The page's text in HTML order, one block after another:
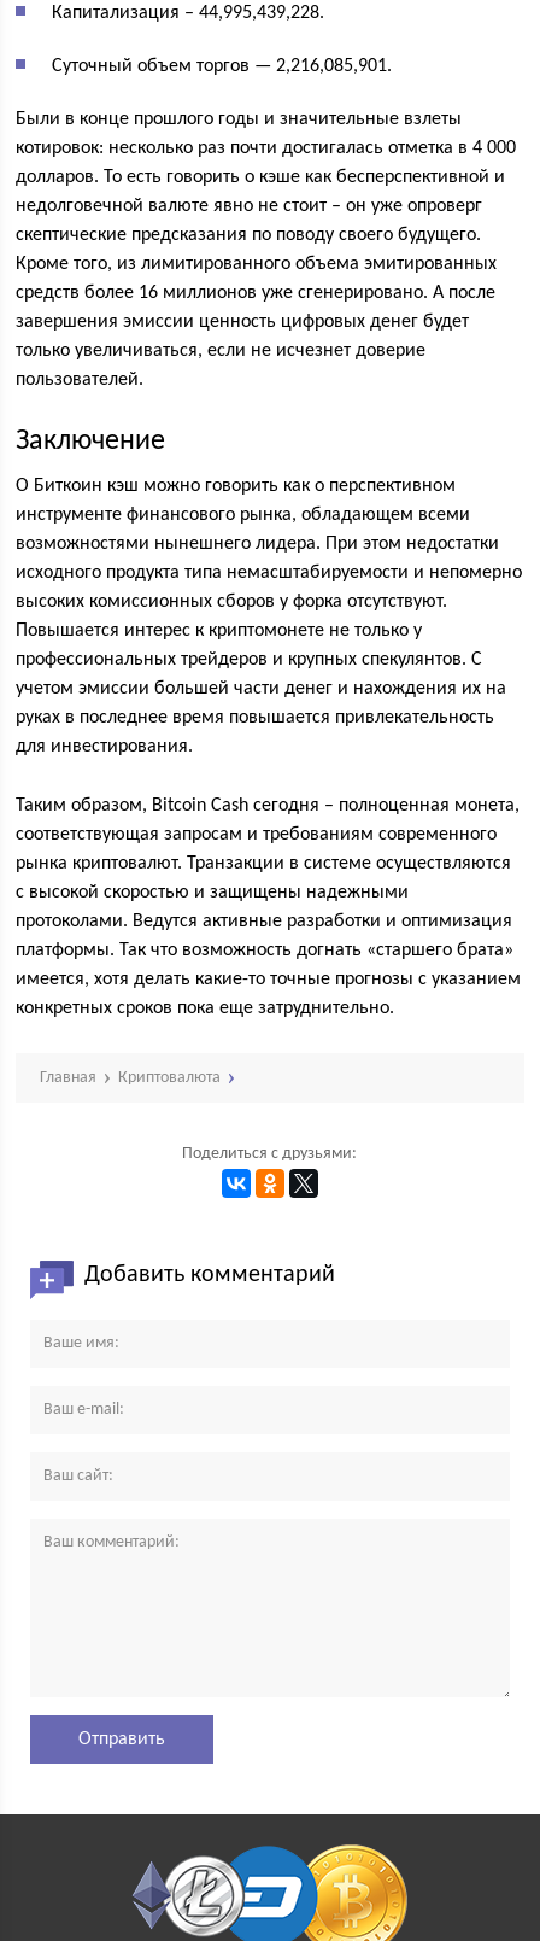
Капитализация – 44,995,439,228.
Суточный объем торгов — 2,216,085,901.
Были в конце прошлого годы и значительные взлеты
котировок: несколько раз почти достигалась отметка в 4 000
долларов. То есть говорить о кэше как бесперспективной и
недолговечной валюте явно не стоит – он уже опроверг
скептические предсказания по поводу своего будущего.
Кроме того, из лимитированного объема эмитированных
средств более 16 миллионов уже сгенерировано. А после
завершения эмиссии ценность цифровых денег будет
только увеличиваться, если не исчезнет доверие
пользователей.
Заключение
О Биткоин кэш можно говорить как о перспективном
инструменте финансового рынка, обладающем всеми
возможностями нынешнего лидера. При этом недостатки
исходного продукта типа немасштабируемости и непомерно
высоких комиссионных сборов у форка отсутствуют.
Повышается интерес к криптомонете не только у
профессиональных трейдеров и крупных спекулянтов. С
учетом эмиссии большей части денег и нахождения их на
руках в последнее время повышается привлекательность
для инвестирования.
Таким образом, Bitcoin Cash сегодня – полноценная монета,
соответствующая запросам и требованиям современного
рынка криптовалют. Транзакции в системе осуществляются
с высокой скоростью и защищены надежными
протоколами. Ведутся активные разработки и оптимизация
платформы. Так что возможность догнать «старшего брата»
имеется, хотя делать какие-то точные прогнозы с указанием
конкретных сроков пока еще затруднительно.
Главная Криптовалюта
Поделиться с друзьями:
Добавить комментарий